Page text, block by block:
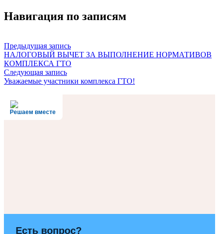
Навигация по записям
Предыдущая запись
НАЛОГОВЫЙ ВЫЧЕТ ЗА ВЫПОЛНЕНИЕ НОРМАТИВОВ
КОМПЛЕКСА ГТО
Следующая запись
Уважаемые участники комплекса ГТО!
Решаем вместе
Есть вопрос?